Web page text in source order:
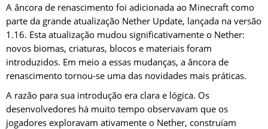
A âncora de renascimento foi adicionada ao Minecraft como
parte da grande atualização Nether Update, lançada na versão
1.16. Esta atualização mudou significativamente o Nether:
novos biomas, criaturas, blocos e materiais foram
introduzidos. Em meio a essas mudanças, a âncora de
renascimento tornou-se uma das novidades mais práticas.
A razão para sua introdução era clara e lógica. Os
desenvolvedores há muito tempo observavam que os
jogadores exploravam ativamente o Nether, construíam